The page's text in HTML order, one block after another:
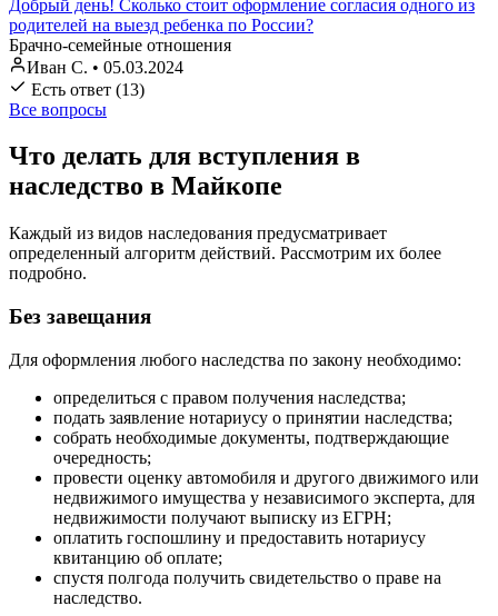
Добрый день! Сколько стоит оформление согласия одного из
родителей на выезд ребенка по России?
Брачно-семейные отношения
Иван С. • 05.03.2024
Есть ответ (13)
Все вопросы
Что делать для вступления в
наследство в Майкопе
Каждый из видов наследования предусматривает
определенный алгоритм действий. Рассмотрим их более
подробно.
Без завещания
Для оформления любого наследства по закону необходимо:
определиться с правом получения наследства;
подать заявление нотариусу о принятии наследства;
собрать необходимые документы, подтверждающие
очередность;
провести оценку автомобиля и другого движимого или
недвижимого имущества у независимого эксперта, для
недвижимости получают выписку из ЕГРН;
оплатить госпошлину и предоставить нотариусу
квитанцию об оплате;
спустя полгода получить свидетельство о праве на
наследство.